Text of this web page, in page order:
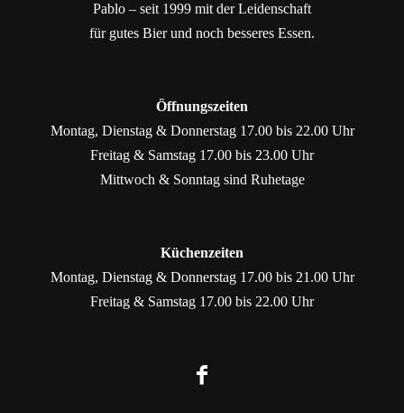
Pablo – seit 1999 mit der Leidenschaft
für gutes Bier und noch besseres Essen.
Öffnungszeiten
Montag, Dienstag & Donnerstag 17.00 bis 22.00 Uhr
Freitag & Samstag 17.00 bis 23.00 Uhr
Mittwoch & Sonntag sind Ruhetage
Küchenzeiten
Montag, Dienstag & Donnerstag 17.00 bis 21.00 Uhr
Freitag & Samstag 17.00 bis 22.00 Uhr